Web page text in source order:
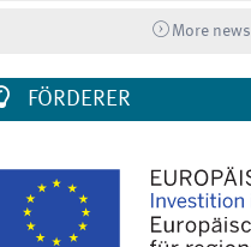
More news
FÖRDERER